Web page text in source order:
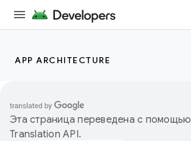
APP ARCHITECTURE
Эта страница переведена с помощью
Translation API.